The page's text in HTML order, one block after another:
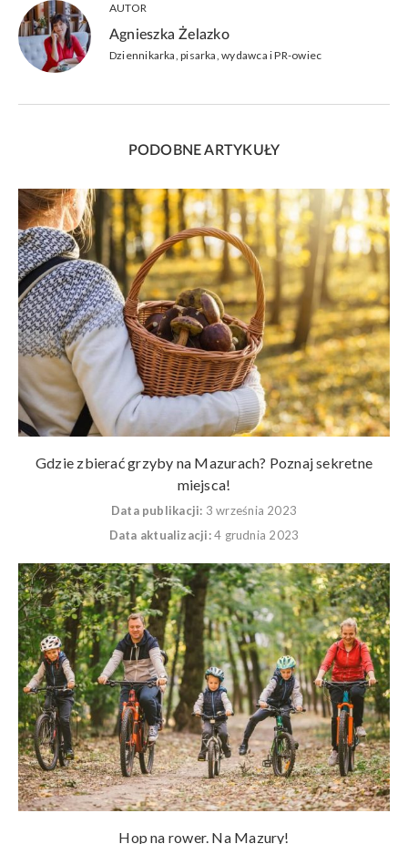
AUTOR
Agnieszka Żelazko
Dziennikarka, pisarka, wydawca i PR-owiec
PODOBNE ARTYKUŁY
Gdzie zbierać grzyby na Mazurach? Poznaj sekretne
miejsca!
Data publikacji: 3 września 2023
Data aktualizacji: 4 grudnia 2023
Hop na rower. Na Mazury!